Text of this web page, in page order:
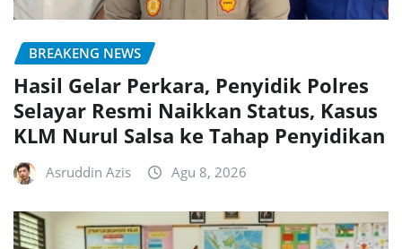
BREAKENG NEWS
Hasil Gelar Perkara, Penyidik Polres
Selayar Resmi Naikkan Status, Kasus
KLM Nurul Salsa ke Tahap Penyidikan
Asruddin Azis Agu 8, 2026